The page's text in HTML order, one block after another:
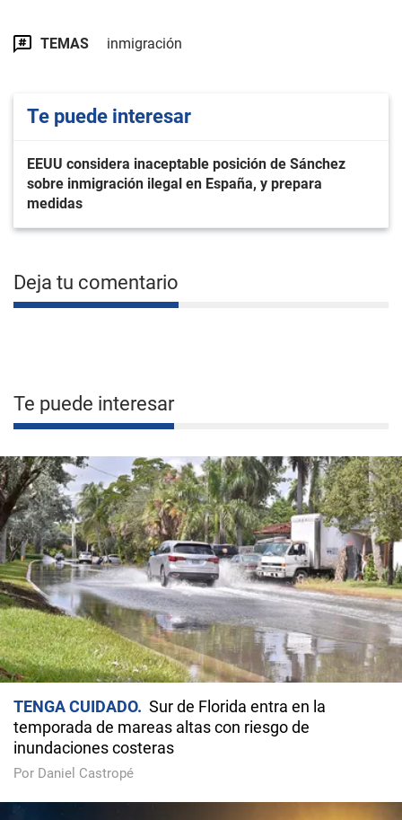
TEMAS inmigración
Te puede interesar
EEUU considera inaceptable posición de Sánchez
sobre inmigración ilegal en España, y prepara
medidas
Deja tu comentario
Te puede interesar
TENGA CUIDADO
Sur de Florida entra en la
temporada de mareas altas con riesgo de
inundaciones costeras
Por Daniel Castropé